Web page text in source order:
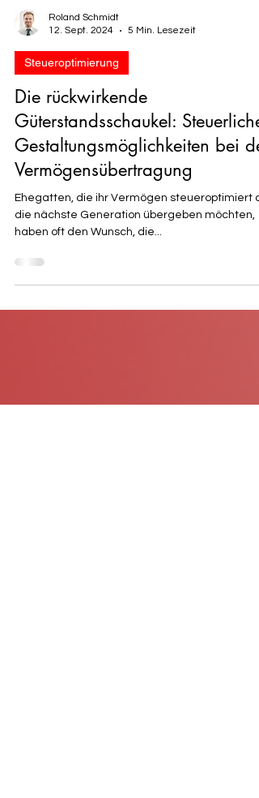
12. Sept. 2024
5 Min. Lesezeit
Steueroptimierung
Die rückwirkende
Güterstandsschaukel: Steuerliche
Gestaltungsmöglichkeiten bei der
Vermögensübertragung
Ehegatten, die ihr Vermögen steueroptimiert